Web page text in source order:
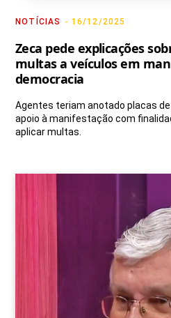
NOTÍCIAS 16/12/2025
Zeca pede explicações
multas a veículos em
democracia
Agentes teriam anotado placas
apoio à manifestação com
aplicar multas.